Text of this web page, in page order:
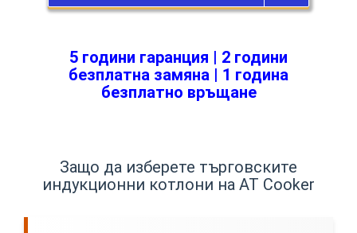
5 години гаранция | 2 години
безплатна замяна | 1 година
безплатно връщане
Защо да изберете търговските
индукционни котлони на AT Cooker